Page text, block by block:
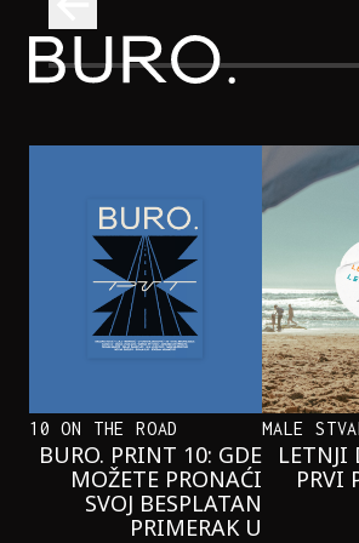
BURO.
ONAJ JEDAN PROIZVOD
STALNO SELIMO SA
TORBE
10 ON THE ROAD
BURO. PRINT 10: GDE
MOŽETE PRONAĆI
SVOJ BESPLATAN
PRIMERAK U
MALE
LETNJI
PRVI